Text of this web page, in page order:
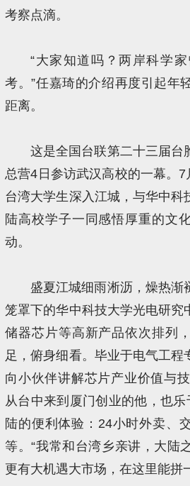
考察点滴。
“大家知道吗？两岸科学
考。”任嘉琦的介绍再度引起年
距离。
这是全国台联第二十三届台
总营4日参访武汉高校的一幕。
台湾大学生深入江城，与华中科
陆高校学子一同感悟厚重的文
动。
盛夏江城细雨淅沥，燥热渐
笼罩下的华中科技大学光电研究
储器芯片等高新产品依次排列
足，俯身细看。毕业于电气工程
向小伙伴讲解芯片产业价值与
从台中来到厦门创业的他，也乐
陆的便利体验：24小时外卖、
等。“我常和台湾乡亲讲，大陆
更有大机遇大市场，在这里能拼